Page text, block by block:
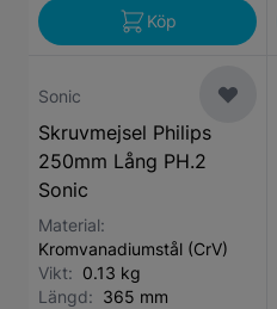
Köp
Sonic
Skruvmejsel Philips
250mm Lång PH.2
Sonic
Material:
Kromvanadiumstål (CrV)
Vikt: 0.13 kg
Längd: 365 mm